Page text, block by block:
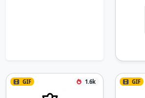
GIF 1.6k GIF